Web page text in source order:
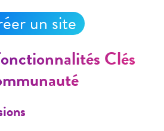
un site
Clés